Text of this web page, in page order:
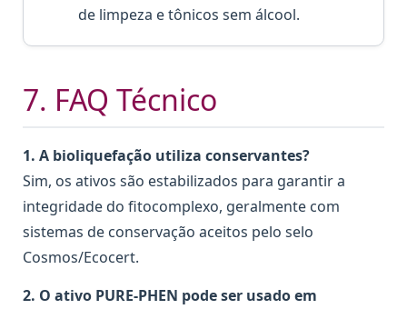
de limpeza e tônicos sem álcool.
7. FAQ Técnico
1. A bioliquefação utiliza conservantes?
Sim, os ativos são estabilizados para garantir a
integridade do fitocomplexo, geralmente com
sistemas de conservação aceitos pelo selo
Cosmos/Ecocert.
2. O ativo PURE-PHEN pode ser usado em